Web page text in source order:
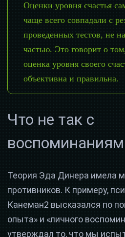
Оценки уровня счастья
чаще всего совпадали с
проведенных тестов, не
частью. Это говорит о
оценка уровня своего
объективна и правильна.
Что не так с
Теория Эда Динера имела
противников. К примеру,
Канеман2 высказался по
опыта» и «личного
утверждал то, что мы